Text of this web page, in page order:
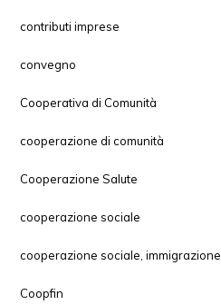
contributi imprese
convegno
Cooperativa di Comunità
cooperazione di comunità
Cooperazione Salute
cooperazione sociale
cooperazione sociale, immigrazione
Coopfin